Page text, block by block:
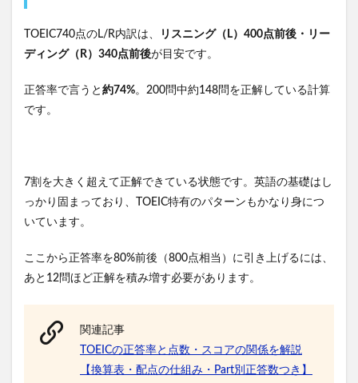
TOEIC740点のL/R内訳は、
リスニング（L）400点前後・リー
ディング（R）340点前後が目安です。
正答率で言うと 約74%。200問中約148問を正解している計算
です。
7割を大きく超えて正解できている状態です。英語の基礎はし
っかり固まっており、TOEIC特有のパターンもかなり身につ
いています。
ここから正答率を80%前後（800点相当）に引き上げるには、
あと12問ほど正解を積み増す必要があります。
関連記事
TOEICの正答率と点数・スコアの関係を解説
【換算表・配点の仕組み・Part別正答数つき】